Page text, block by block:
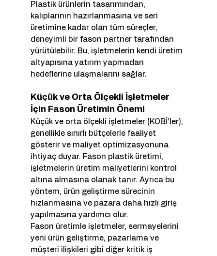
Plastik ürünlerin tasarımından,
kalıplarının hazırlanmasına ve seri
üretimine kadar olan tüm süreçler,
deneyimli bir fason partner tarafından
yürütülebilir. Bu, işletmelerin kendi üretim
altyapısına yatırım yapmadan
hedeflerine ulaşmalarını sağlar.
Küçük ve Orta Ölçekli İşletmeler
İçin Fason Üretimin Önemi
Küçük ve orta ölçekli işletmeler (KOBİ’ler),
genellikle sınırlı bütçelerle faaliyet
gösterir ve maliyet optimizasyonuna
ihtiyaç duyar. Fason plastik üretimi,
işletmelerin üretim maliyetlerini kontrol
altına almasına olanak tanır. Ayrıca bu
yöntem, ürün geliştirme sürecinin
hızlanmasına ve pazara daha hızlı giriş
yapılmasına yardımcı olur.
Fason üretimle işletmeler, sermayelerini
yeni ürün geliştirme, pazarlama ve
müşteri ilişkileri gibi diğer kritik iş